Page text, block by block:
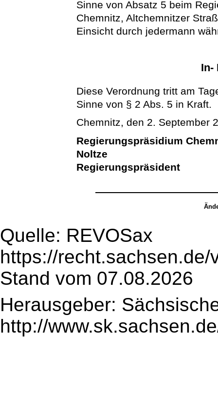
Sinne von Absatz 5 beim
Chemnitz, Altchemnitzer
Einsicht durch jedermann
In-
Diese Verordnung tritt am
Sinne von § 2 Abs. 5 in Kraft.
Chemnitz, den 2. September
Regierungspräsidium
Noltze
Regierungspräsident
Quelle: REVOSax
https://
Stand vom 07.08.2026
Herausgeber:
http://